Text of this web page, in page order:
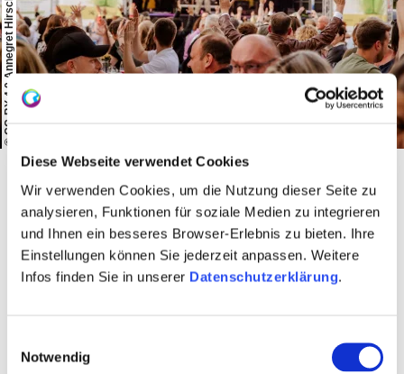
Diese Webseite verwendet Cookies
Wir verwenden Cookies, um die Nutzung dieser Seite zu
analysieren, Funktionen für soziale Medien zu integrieren
und Ihnen ein besseres Browser-Erlebnis zu bieten. Ihre
Einstellungen können Sie jederzeit anpassen. Weitere
Infos finden Sie in unserer Datenschutzerklärung.
Notwendig
Buchung & Service
ShopRheinhessen-Blog Karte
© CC-BY 4.0 Annegret Hirschmann
Startseite Vinotheken 1
Was macht die
AUSGEZEICHNETEN
besonders?